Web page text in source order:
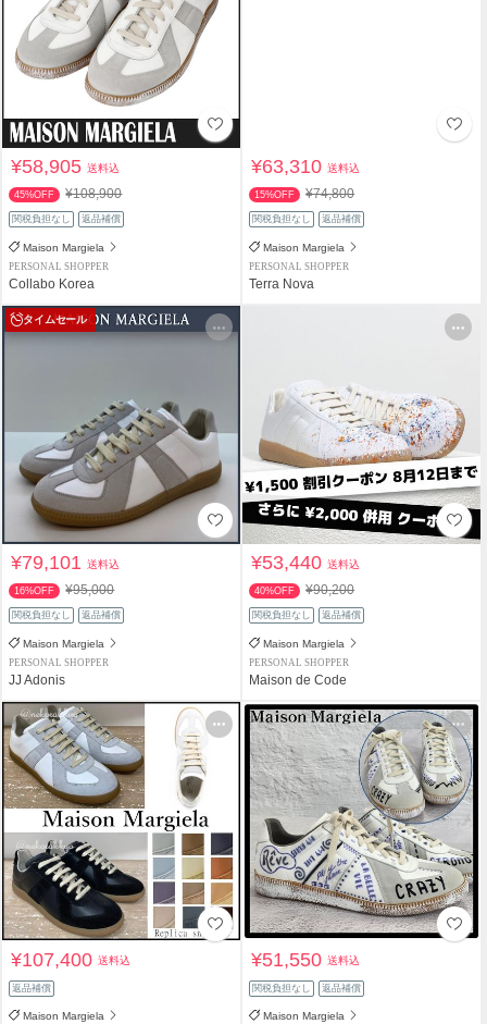
¥58,905送料込
45%OFF ¥108,900
関税負担なし 返品補償
Maison Margiela
PERSONAL SHOPPER
Collabo Korea
¥63,310送料込
15%OFF ¥74,800
関税負担なし 返品補償
Maison Margiela
PERSONAL SHOPPER
Terra Nova
タイムセール
¥79,101送料込
16%OFF ¥95,000
関税負担なし 返品補償
Maison Margiela
PERSONAL SHOPPER
JJ Adonis
¥53,440送料込
40%OFF ¥90,200
関税負担なし 返品補償
Maison Margiela
PERSONAL SHOPPER
Maison de Code
¥107,400送料込
返品補償
Maison Margiela
¥51,550送料込
関税負担なし 返品補償
Maison Margiela